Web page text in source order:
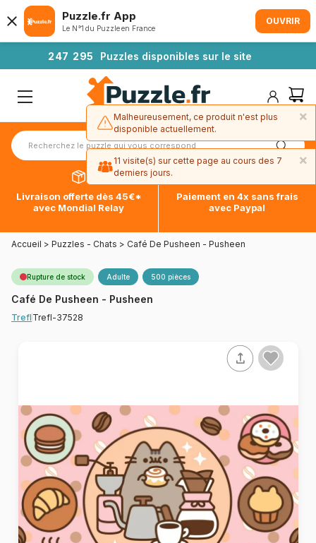
247 295 Puzzles disponibles sur le site
Livraison offerte dès 45€*
avec Mondial Relay
Paiement en 4x sans frais
avec Paypal
Accueil > Puzzles - Chats > Café De Pusheen - Pusheen
Rupture de stock Adulte 500 pièces
Café De Pusheen - Pusheen
Trefl Trefl-37528
Puzzle.fr App
Le N°1 du Puzzle en France
OUVRIR
×
Malheureusement, ce produit n'est plus
disponible actuellement.
×
11 visite(s) sur cette page au cours des 7
derniers jours.